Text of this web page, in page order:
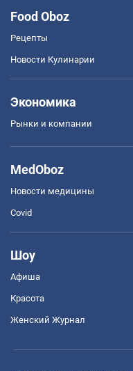
Food Oboz
Рецепты
Новости Кулинарии
Экономика
Рынки и компании
MedOboz
Новости медицины
Covid
Шоу
Афиша
Красота
Женский Журнал